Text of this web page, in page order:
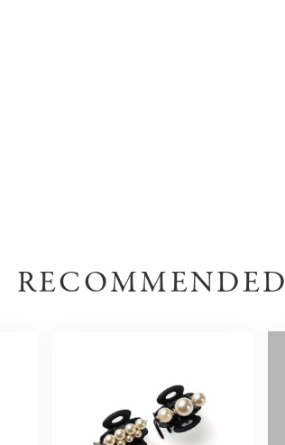
RECOMMENDED